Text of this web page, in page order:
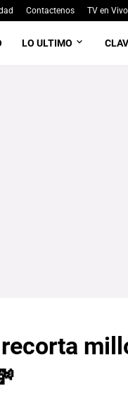
Contactenos TV en Vivo
LO ULTIMO